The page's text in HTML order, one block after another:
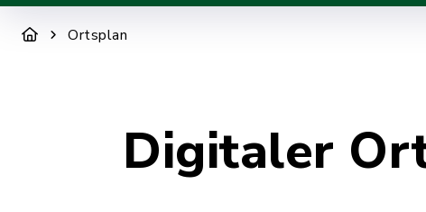
Ortsplan
Digitaler